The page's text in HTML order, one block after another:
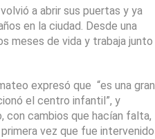
a abrir sus puertas y ya
en la ciudad. Desde una
meses de vida y trabaja junto
expresó que  “es una gran
el centro infantil”, y
con cambios que hacían falta,
vez que fue intervenido